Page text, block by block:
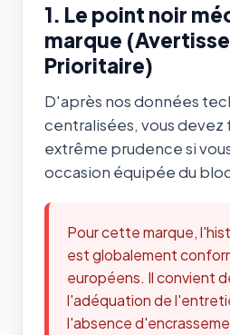
1. Le point noir
marque
Prioritaire)
D'après nos données
centralisées, vous devez
extrême prudence si
occasion équipée du
Pour cette marque,
est globalement
européens. Il convient
l'adéquation de
l'absence